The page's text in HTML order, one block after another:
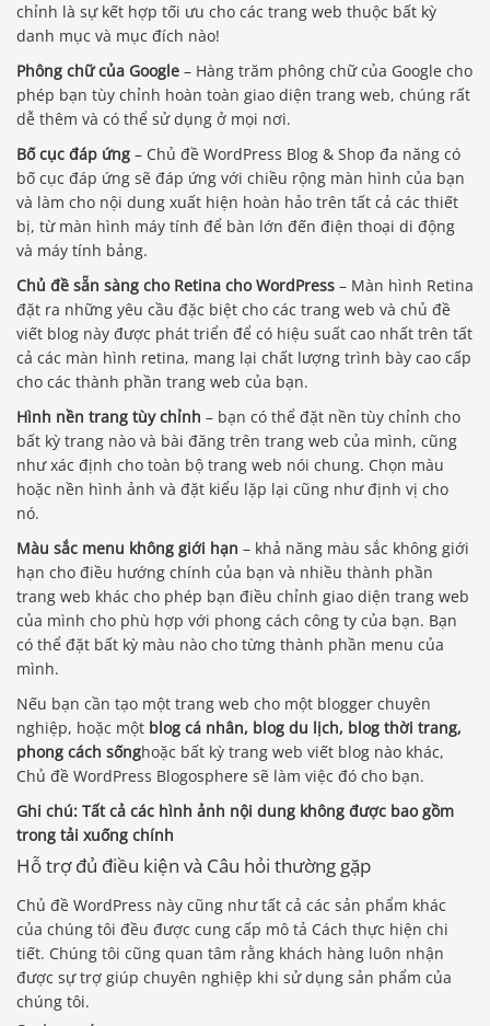
chỉnh là sự kết hợp tối ưu cho các trang web thuộc bất kỳ
danh mục và mục đích nào!
Phông chữ của Google – Hàng trăm phông chữ của Google cho
phép bạn tùy chỉnh hoàn toàn giao diện trang web, chúng rất
dễ thêm và có thể sử dụng ở mọi nơi.
Bố cục đáp ứng – Chủ đề WordPress Blog & Shop đa năng có
bố cục đáp ứng sẽ đáp ứng với chiều rộng màn hình của bạn
và làm cho nội dung xuất hiện hoàn hảo trên tất cả các thiết
bị, từ màn hình máy tính để bàn lớn đến điện thoại di động
và máy tính bảng.
Chủ đề sẵn sàng cho Retina cho WordPress – Màn hình Retina
đặt ra những yêu cầu đặc biệt cho các trang web và chủ đề
viết blog này được phát triển để có hiệu suất cao nhất trên tất
cả các màn hình retina, mang lại chất lượng trình bày cao cấp
cho các thành phần trang web của bạn.
Hình nền trang tùy chỉnh – bạn có thể đặt nền tùy chỉnh cho
bất kỳ trang nào và bài đăng trên trang web của mình, cũng
như xác định cho toàn bộ trang web nói chung. Chọn màu
hoặc nền hình ảnh và đặt kiểu lặp lại cũng như định vị cho
nó.
Màu sắc menu không giới hạn – khả năng màu sắc không giới
hạn cho điều hướng chính của bạn và nhiều thành phần
trang web khác cho phép bạn điều chỉnh giao diện trang web
của mình cho phù hợp với phong cách công ty của bạn. Bạn
có thể đặt bất kỳ màu nào cho từng thành phần menu của
mình.
Nếu bạn cần tạo một trang web cho một blogger chuyên
nghiệp, hoặc một blog cá nhân, blog du lịch, blog thời trang,
phong cách sốnghoặc bất kỳ trang web viết blog nào khác,
Chủ đề WordPress Blogosphere sẽ làm việc đó cho bạn.
Ghi chú: Tất cả các hình ảnh nội dung không được bao gồm
trong tải xuống chính
Hỗ trợ đủ điều kiện và Câu hỏi thường gặp
Chủ đề WordPress này cũng như tất cả các sản phẩm khác
của chúng tôi đều được cung cấp mô tả Cách thực hiện chi
tiết. Chúng tôi cũng quan tâm rằng khách hàng luôn nhận
được sự trợ giúp chuyên nghiệp khi sử dụng sản phẩm của
chúng tôi.